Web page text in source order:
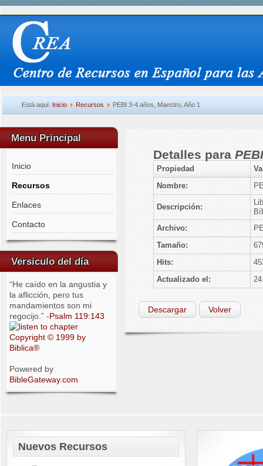
Está aquí: Inicio Recursos PEBI 3-4 años, Maestro, Año 1
Menu Principal
Inicio
Recursos
Enlaces
Contacto
Versiculo del día
“He caído en la angustia y
la aflicción, pero tus
mandamientos son mi
regocijo.” -Psalm 119:143
Copyright © 1999 by
Biblica®
Powered by
BibleGateway.com
Detalles para
Propiedad
Nombre:
Descripción:
Archivo:
Tamaño:
Hits:
Actualizado el:
Descargar Volver
Nuevos Recursos